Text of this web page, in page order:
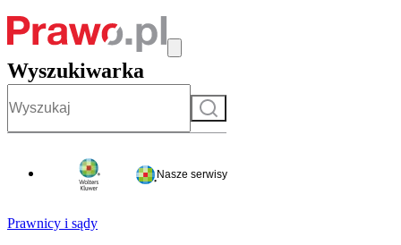
Wyszukiwarka
Szukaj
Nasze serwisy
Prawnicy i sądy